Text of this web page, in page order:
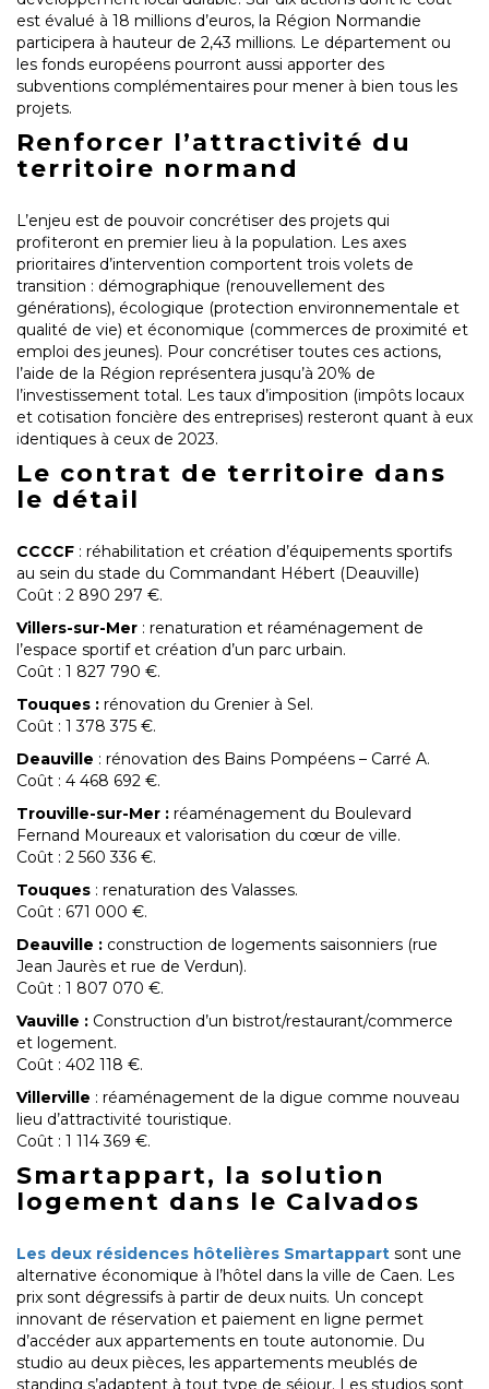
est évalué à 18 millions d’euros, la Région Normandie
participera à hauteur de 2,43 millions. Le département ou
les fonds européens pourront aussi apporter des
subventions complémentaires pour mener à bien tous les
projets.
Renforcer l’attractivité du
territoire normand
L’enjeu est de pouvoir concrétiser des projets qui
profiteront en premier lieu à la population. Les axes
prioritaires d’intervention comportent trois volets de
transition : démographique (renouvellement des
générations), écologique (protection environnementale et
qualité de vie) et économique (commerces de proximité et
emploi des jeunes). Pour concrétiser toutes ces actions,
l’aide de la Région représentera jusqu’à 20% de
l’investissement total. Les taux d’imposition (impôts locaux
et cotisation foncière des entreprises) resteront quant à eux
identiques à ceux de 2023.
Le contrat de territoire dans
le détail
CCCCF : réhabilitation et création d’équipements sportifs
au sein du stade du Commandant Hébert (Deauville)
Coût : 2 890 297 €.
Villers-sur-Mer : renaturation et réaménagement de
l’espace sportif et création d’un parc urbain.
Coût : 1 827 790 €.
Touques : rénovation du Grenier à Sel.
Coût : 1 378 375 €.
Deauville : rénovation des Bains Pompéens – Carré A.
Coût : 4 468 692 €.
Trouville-sur-Mer : réaménagement du Boulevard
Fernand Moureaux et valorisation du cœur de ville.
Coût : 2 560 336 €.
Touques : renaturation des Valasses.
Coût : 671 000 €.
Deauville : construction de logements saisonniers (rue
Jean Jaurès et rue de Verdun).
Coût : 1 807 070 €.
Vauville : Construction d’un bistrot/restaurant/commerce
et logement.
Coût : 402 118 €.
Villerville : réaménagement de la digue comme nouveau
lieu d’attractivité touristique.
Coût : 1 114 369 €.
Smartappart, la solution
logement dans le Calvados
Les deux résidences hôtelières Smartappart sont une
alternative économique à l’hôtel dans la ville de Caen. Les
prix sont dégressifs à partir de deux nuits. Un concept
innovant de réservation et paiement en ligne permet
d’accéder aux appartements en toute autonomie. Du
studio au deux pièces, les appartements meublés de
standing s’adaptent à tout type de séjour. Les studios sont